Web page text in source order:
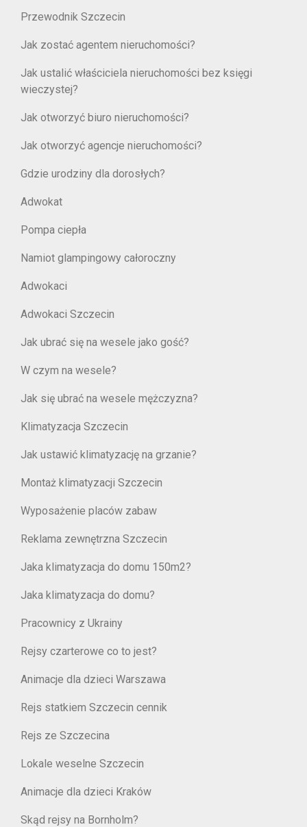
Przewodnik Szczecin
Jak zostać agentem nieruchomości?
Jak ustalić właściciela nieruchomości bez księgi
wieczystej?
Jak otworzyć biuro nieruchomości?
Jak otworzyć agencje nieruchomości?
Gdzie urodziny dla dorosłych?
Adwokat
Pompa ciepła
Namiot glampingowy całoroczny
Adwokaci
Adwokaci Szczecin
Jak ubrać się na wesele jako gość?
W czym na wesele?
Jak się ubrać na wesele mężczyzna?
Klimatyzacja Szczecin
Jak ustawić klimatyzację na grzanie?
Montaż klimatyzacji Szczecin
Wyposażenie placów zabaw
Reklama zewnętrzna Szczecin
Jaka klimatyzacja do domu 150m2?
Jaka klimatyzacja do domu?
Pracownicy z Ukrainy
Rejsy czarterowe co to jest?
Animacje dla dzieci Warszawa
Rejs statkiem Szczecin cennik
Rejs ze Szczecina
Lokale weselne Szczecin
Animacje dla dzieci Kraków
Skąd rejsy na Bornholm?